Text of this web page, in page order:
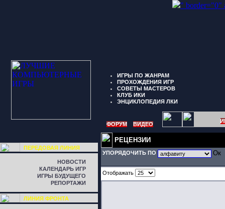
" border="0"
ИГРЫ ПО ЖАНРАМ
ПРОХОЖДЕНИЯ ИГР
СОВЕТЫ МАСТЕРОВ
КЛУБ ИКИ
ЭНЦИКЛОПЕДИЯ ЛКИ
ФОРУМ ВИДЕО
ПЕРЕДОВАЯ ЛИНИЯ
НОВОСТИ
КАЛЕНДАРЬ ИГР
ИГРЫ БУДУЩЕГО
РЕПОРТАЖИ
ЛИНИЯ ФРОНТА
РЕЦЕНЗИИ
УПОРЯДОЧИТЬ ПО
Отображать